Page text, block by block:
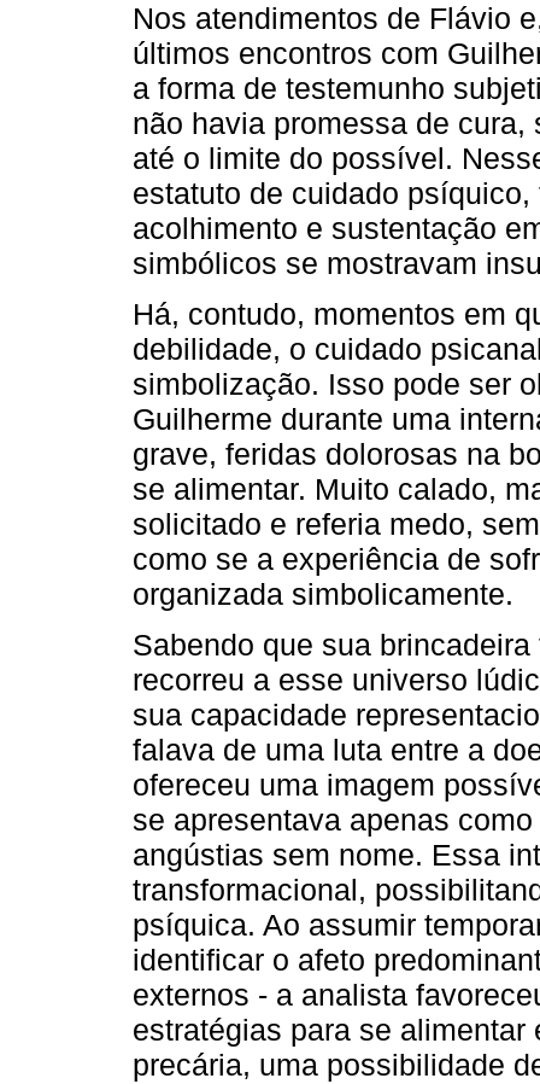
Nos atendimentos de Flávio
últimos encontros com
a forma de testemunho
não havia promessa de
até o limite do possível.
estatuto de cuidado
acolhimento e sustentação
simbólicos se mostravam
Há, contudo, momentos em
debilidade, o cuidado
simbolização. Isso pode ser
Guilherme durante uma
grave, feridas dolorosas na
se alimentar. Muito calado,
solicitado e referia medo,
como se a experiência de
organizada simbolicamente.
Sabendo que sua brincadeira
recorreu a esse universo
sua capacidade
falava de uma luta entre a
ofereceu uma imagem
se apresentava apenas
angústias sem nome. Essa
transformacional,
psíquica. Ao assumir
identificar o afeto
externos - a analista
estratégias para se
precária, uma possibilidade